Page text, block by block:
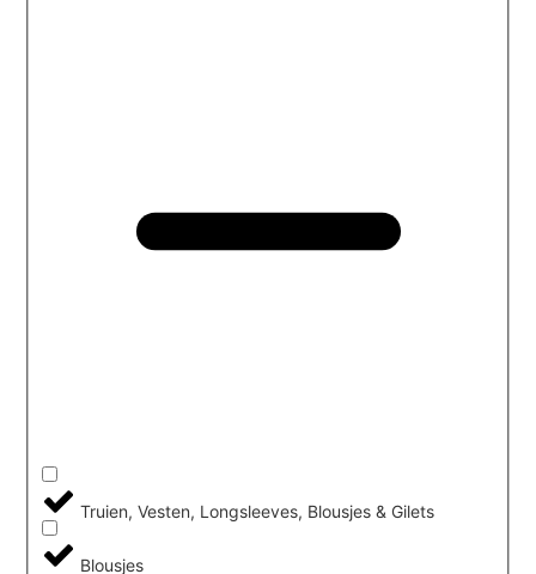
Truien, Vesten, Longsleeves, Blousjes & Gilets
Blousjes